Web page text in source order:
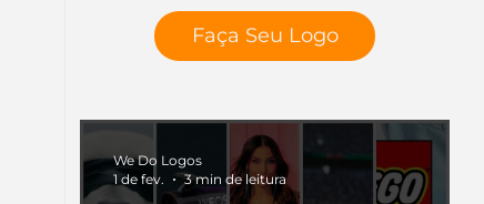
Faça Seu Logo
We Do Logos
1 de fev.
3 min de leitura